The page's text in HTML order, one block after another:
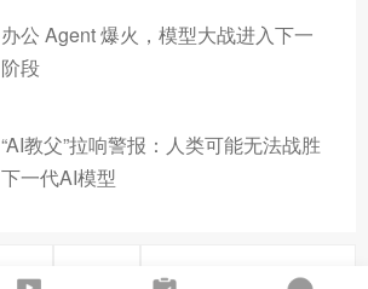
办公 Agent 爆火，模型大战进入下一
阶段
“AI教父”拉响警报：人类可能无法战胜
下一代AI模型